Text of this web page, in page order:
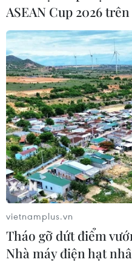
CƠ QUAN CHỦ QUẢN: THÔNG TẤN
Tổng Biên tập: TRẦN TIẾN
Phó Tổng Biên tập:
THỦY
Sở hữu trí tuệ
RSS
Ngôn ngữ
Dịch vụ tin
Liên hệ
ASEAN Cup 2026
vietnamplus.vn
Tháo gỡ dứt điểm
Nhà máy điện hạt